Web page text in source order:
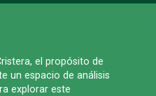
el propósito de
un espacio de análisis
explorar este